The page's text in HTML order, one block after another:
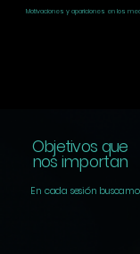
Motivaciones y apariciones en los
Objetivos que
nos importan
En cada sesión